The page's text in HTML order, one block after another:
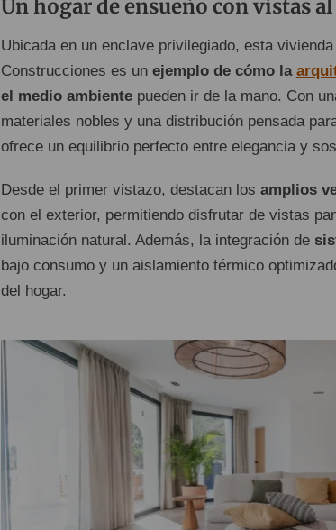
Un hogar de ensueño con vistas
Ubicada en un enclave privilegiado, esta
Construcciones es un ejemplo de cómo la
el medio ambientepueden ir de la mano. Con
materiales nobles y una distribución pensada
ofrece un equilibrio perfecto entre elegancia y
Desde el primer vistazo, destacan los amplios
con el exterior, permitiendo disfrutar de vistas
iluminación natural. Además, la integración de
bajo consumo y un aislamiento térmico
del hogar.